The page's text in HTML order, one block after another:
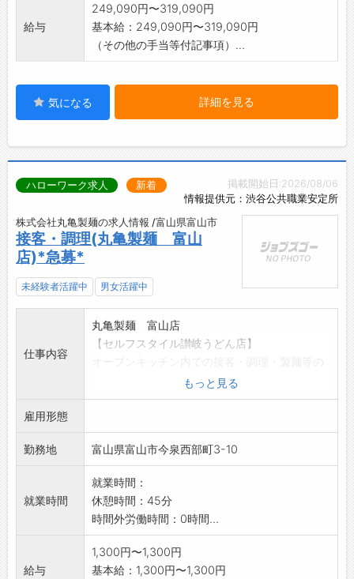
給与
249,090円〜319,090円
基本給：249,090円〜319,090円
（その他の手当等付記事項）...
気になる 詳細を見る
掲載開始日:2026/08/06
情報提供元：渋谷公共職業安定所
ハローワーク求人 新着
株式会社丸亀製麺の求人情報 /富山県富山市
接客・調理(丸亀製麺 富山
店)*急募*
未経験者活躍中 男女活躍中
仕事内容
丸亀製麺 富山店
【セルフスタイル讃岐うどん店】
分かりやすいレシピや先輩スタッフの指導があ
でも安心してお仕事して頂けます。
一緒にお客様を笑顔にするお仕事しませんか?
変更範囲:変更なし
もっと見る
雇用形態
勤務地 富山県富山市今泉西部町3-10
就業時間
就業時間：
休憩時間：45分
時間外労働時間：0時間...
給与
1,300円〜1,300円
基本給：1,300円〜1,300円